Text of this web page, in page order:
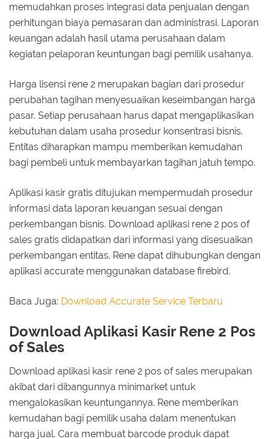
memudahkan proses integrasi data penjualan dengan
perhitungan biaya pemasaran dan administrasi. Laporan
keuangan adalah hasil utama perusahaan dalam
kegiatan pelaporan keuntungan bagi pemilik usahanya.
Harga lisensi rene 2 merupakan bagian dari prosedur
perubahan tagihan menyesuaikan keseimbangan harga
pasar. Setiap perusahaan harus dapat mengaplikasikan
kebutuhan dalam usaha prosedur konsentrasi bisnis.
Entitas diharapkan mampu memberikan kemudahan
bagi pembeli untuk membayarkan tagihan jatuh tempo.
Aplikasi kasir gratis ditujukan mempermudah prosedur
informasi data laporan keuangan sesuai dengan
perkembangan bisnis. Download aplikasi rene 2 pos of
sales gratis didapatkan dari informasi yang disesuaikan
perkembangan entitas. Rene dapat dihubungkan dengan
aplikasi accurate menggunakan database firebird.
Baca Juga: Download Accurate Service Terbaru
Download Aplikasi Kasir Rene 2 Pos
of Sales
Download aplikasi kasir rene 2 pos of sales merupakan
akibat dari dibangunnya minimarket untuk
mengalokasikan keuntungannya. Rene memberikan
kemudahan bagi pemilik usaha dalam menentukan
harga jual. Cara membuat barcode produk dapat